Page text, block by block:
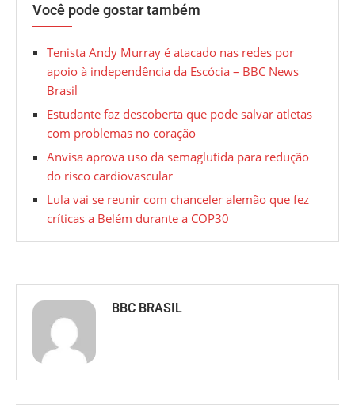
Você pode gostar também
Tenista Andy Murray é atacado nas redes por
apoio à independência da Escócia – BBC News
Brasil
Estudante faz descoberta que pode salvar atletas
com problemas no coração
Anvisa aprova uso da semaglutida para redução
do risco cardiovascular
Lula vai se reunir com chanceler alemão que fez
críticas a Belém durante a COP30
BBC BRASIL